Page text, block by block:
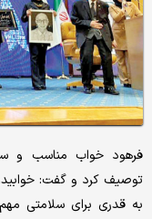
فرهود خواب مناسب و
توصیف کرد و گفت:
به قدری برای سلامتی